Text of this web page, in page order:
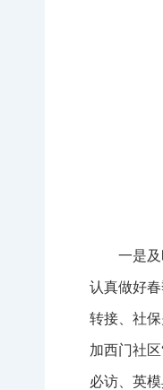
一是
认真做好
转接、社
加西门社
必访、英